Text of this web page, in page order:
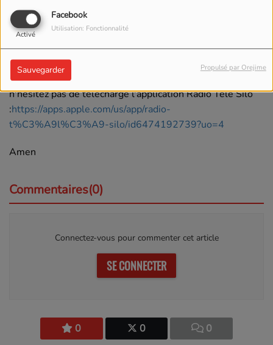
Facebook
Activé
Utilisation: Fonctionnalité
Sauvegarder Propulsé par Orejime
0 0 0
L'evangeliste Christian nous amene par cette prière
matinale à planifie notre journée sous la main de Dieu et
l'agencement des sujets nous donne une telle confiance
à Dieu afin de réussir en cette journée, Suivez et surtout
n'hesitez pas de telecharge l'application Radio Tele Silo
:https://apps.apple.com/us/app/radio-
t%C3%A9l%C3%A9-silo/id6474192739?uo=4
Amen
Commentaires(0)
Connectez-vous pour commenter cet article
SE CONNECTER